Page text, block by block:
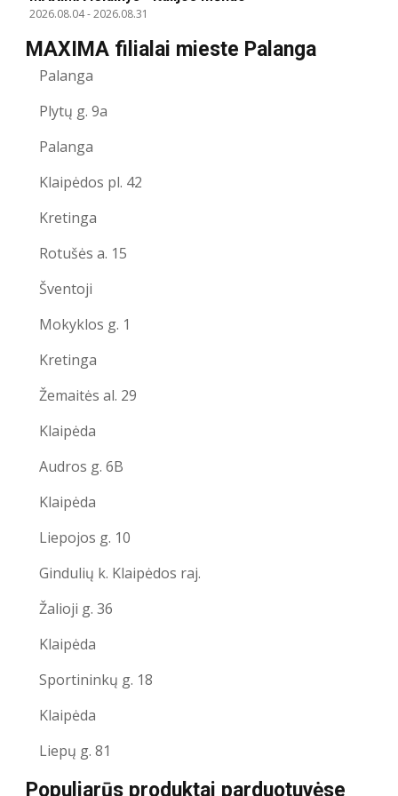
2026.08.04-2026.08.31
MAXIMA filialai mieste Palanga
Palanga
Plytų g. 9a
Palanga
Klaipėdos pl. 42
Kretinga
Rotušės a. 15
Šventoji
Mokyklos g. 1
Kretinga
Žemaitės al. 29
Klaipėda
Audros g. 6B
Klaipėda
Liepojos g. 10
Gindulių k. Klaipėdos raj.
Žalioji g. 36
Klaipėda
Sportininkų g. 18
Klaipėda
Liepų g. 81
Populiarūs produktai parduotuvėse